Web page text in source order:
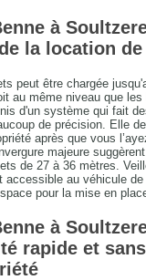
à
la location
peut être chargée
au même niveau que les
d'un système qui fait
de précision. Elle
après que vous
majeure
de 27 à 36 mètres.
accessible au véhicule de
pour la mise en
à
rapide et